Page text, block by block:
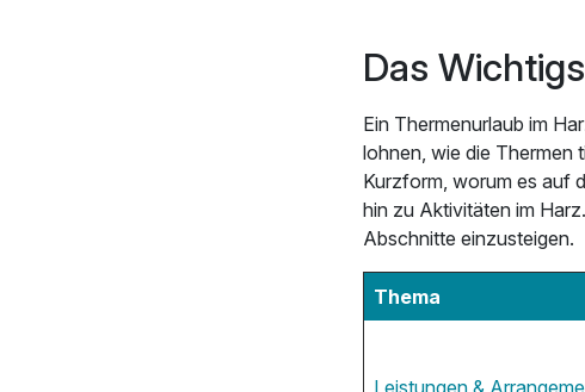
Das
Ein Thermenurlaub im
lohnen, wie die Thermen
Kurzform, worum es auf
hin zu Aktivitäten im
Abschnitte einzusteigen.
Thema
Leistungen &